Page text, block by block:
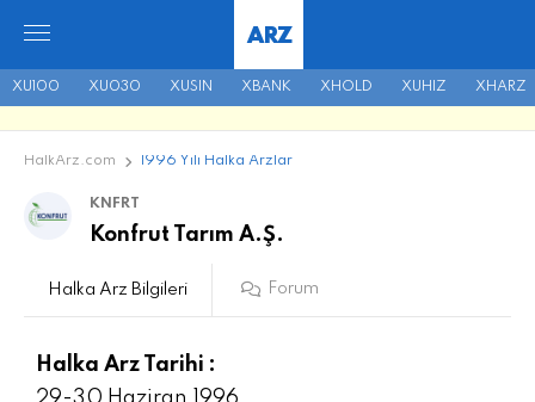
XU100 XU030 XUSIN XBANK XHOLD XUHIZ XHARZ
ARZ
HalkArz.com 1996 Yılı Halka Arzlar
KNFRT
Konfrut Tarım A.Ş.
Halka Arz Bilgileri Forum
Halka Arz Tarihi :